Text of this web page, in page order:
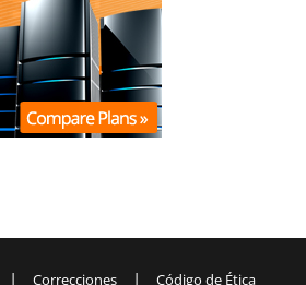
| Correcciones | Código de Ética